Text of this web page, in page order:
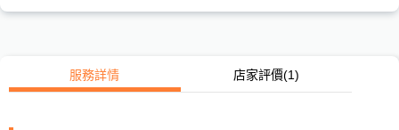
服務詳情 店家評價(1)